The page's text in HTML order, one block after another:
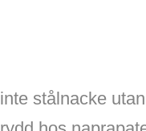
stålnacke